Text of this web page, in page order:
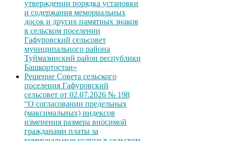
утверждении порядка установки
и содержания мемориальных
досок и других памятных знаков
в сельском поселении
Гафуровский сельсовет
муниципального района
Туймазинский район республики
Башкортостан»
Решение Совета сельского
поселения Гафуровский
сельсовет от 02.07.2026 № 198
“О согласовании предельных
(максимальных) индексов
изменения размера вносимой
гражданами платы за